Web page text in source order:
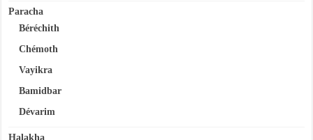
Paracha
Béréchith
Chémoth
Vayikra
Bamidbar
Dévarim
Halakha